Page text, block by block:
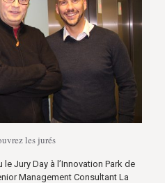
les jurés
Jury Day à l’Innovation Park de
Management Consultant La